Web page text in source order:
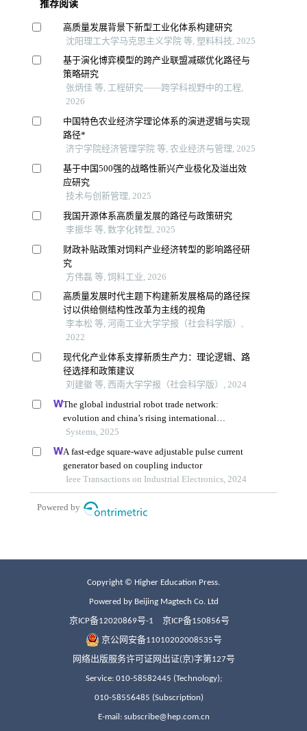
Copyright © Higher Education Press.
Powered by Beijing Magtech Co. Ltd
京ICP备12020869号-1 京ICP备150856号
京公网安备11010202008535号
网络出版服务许可证网出证(京)字第127号
Service: 010-58582445 (Technology);
010-58556485 (Subscription)
E-mail: subscribe@hep.com.cn